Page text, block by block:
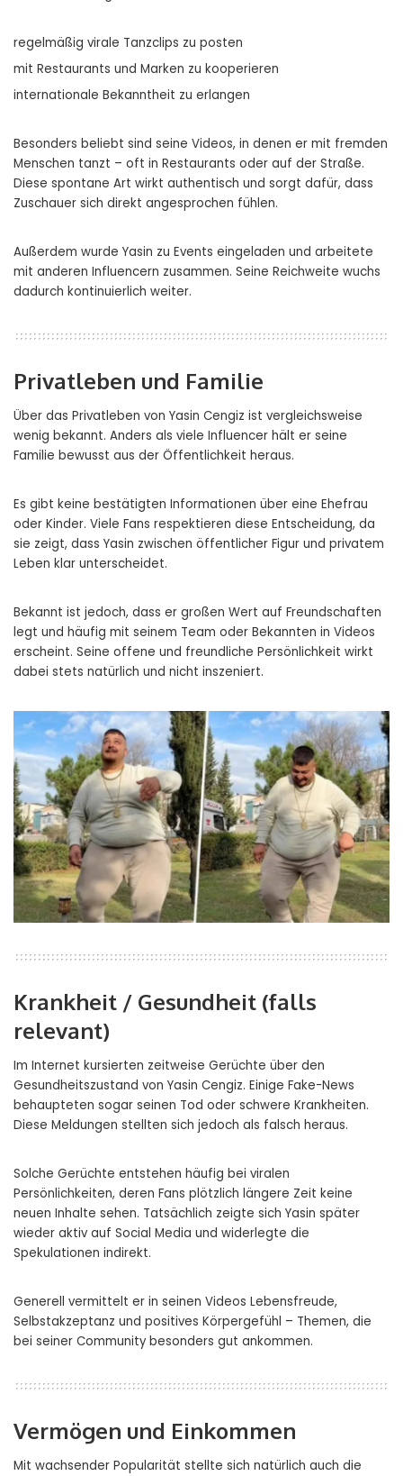
regelmäßig virale Tanzclips zu posten
mit Restaurants und Marken zu kooperieren
internationale Bekanntheit zu erlangen
Besonders beliebt sind seine Videos, in denen er mit fremden
Menschen tanzt – oft in Restaurants oder auf der Straße.
Diese spontane Art wirkt authentisch und sorgt dafür, dass
Zuschauer sich direkt angesprochen fühlen.
Außerdem wurde Yasin zu Events eingeladen und arbeitete
mit anderen Influencern zusammen. Seine Reichweite wuchs
dadurch kontinuierlich weiter.
Privatleben und Familie
Über das Privatleben von Yasin Cengiz ist vergleichsweise
wenig bekannt. Anders als viele Influencer hält er seine
Familie bewusst aus der Öffentlichkeit heraus.
Es gibt keine bestätigten Informationen über eine Ehefrau
oder Kinder. Viele Fans respektieren diese Entscheidung, da
sie zeigt, dass Yasin zwischen öffentlicher Figur und privatem
Leben klar unterscheidet.
Bekannt ist jedoch, dass er großen Wert auf Freundschaften
legt und häufig mit seinem Team oder Bekannten in Videos
erscheint. Seine offene und freundliche Persönlichkeit wirkt
dabei stets natürlich und nicht inszeniert.
Krankheit / Gesundheit (falls
relevant)
Im Internet kursierten zeitweise Gerüchte über den
Gesundheitszustand von Yasin Cengiz. Einige Fake-News
behaupteten sogar seinen Tod oder schwere Krankheiten.
Diese Meldungen stellten sich jedoch als falsch heraus.
Solche Gerüchte entstehen häufig bei viralen
Persönlichkeiten, deren Fans plötzlich längere Zeit keine
neuen Inhalte sehen. Tatsächlich zeigte sich Yasin später
wieder aktiv auf Social Media und widerlegte die
Spekulationen indirekt.
Generell vermittelt er in seinen Videos Lebensfreude,
Selbstakzeptanz und positives Körpergefühl – Themen, die
bei seiner Community besonders gut ankommen.
Vermögen und Einkommen
Mit wachsender Popularität stellte sich natürlich auch die